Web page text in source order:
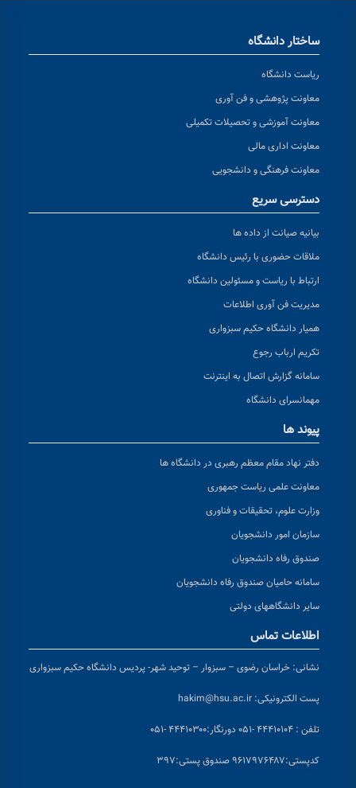
ساختار دانشگاه
ریاست دانشگاه
معاونت پژوهشی و فن آوری
معاونت آموزشی و تحصیلات تکمیلی
معاونت اداری مالی
معاونت فرهنگی و دانشجویی
دسترسی سریع
بیانیه صیانت از داده ها
ملاقات حضوری با رئیس دانشگاه
ارتباط با ریاست و مسئولین دانشگاه
مدیریت فن آوری اطلاعات
همیار دانشگاه حکیم سبزواری
تکریم ارباب رجوع
سامانه گزارش اتصال به اینترنت
مهمانسرای دانشگاه
پیوند ها
دفتر نهاد مقام معظم رهبری در دانشگاه ها
معاونت علمی ریاست جمهوری
وزارت علوم، تحقیقات و فناوری
سازمان امور دانشجویان
صندوق رفاه دانشجویان
سامانه حامیان صندوق رفاه دانشجویان
سایر دانشگاههای دولتی
اطلاعات تماس
نشانی: خراسان رضوی – سبزوار – توحید شهر- پردیس دانشگاه حکیم سبزواری
پست الکترونیکی: hakim@hsu.ac.ir
تلفن : ۴۴۴۱۰۱۰۴ -۰۵۱ دورنگار:۴۴۴۱۰۳۰۰ -۰۵۱
کدپستی:۹۶۱۷۹۷۶۴۸۷ صندوق پستی:۳۹۷